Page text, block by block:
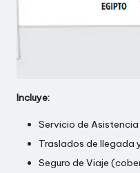
I
A
D
E
V
Incluye:
Servicio de
Traslados de llegada
Seguro de Viaje